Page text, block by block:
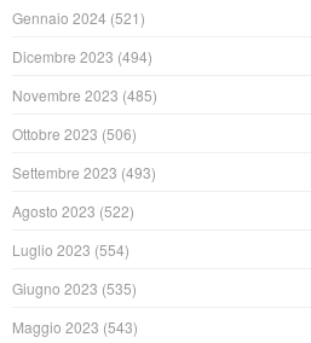
Gennaio 2024 (521)
Dicembre 2023 (494)
Novembre 2023 (485)
Ottobre 2023 (506)
Settembre 2023 (493)
Agosto 2023 (522)
Luglio 2023 (554)
Giugno 2023 (535)
Maggio 2023 (543)